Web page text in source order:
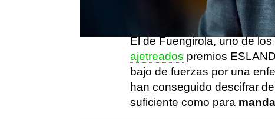
El de Fuengirola, uno de los
ajetreados premios
bajo de fuerzas por una
han conseguido descifrar
suficiente como para